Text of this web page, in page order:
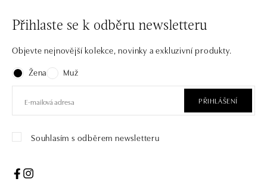
Přihlaste se k odběru newsletteru
Objevte nejnovější kolekce, novinky a exkluzivní produkty.
Žena
Muž
PŘIHLÁŠENÍ
Souhlasím s odběrem newsletteru